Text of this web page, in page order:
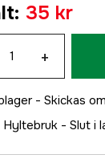
: 35 kr
+
- Skickas
Hyltebruk - Slut i